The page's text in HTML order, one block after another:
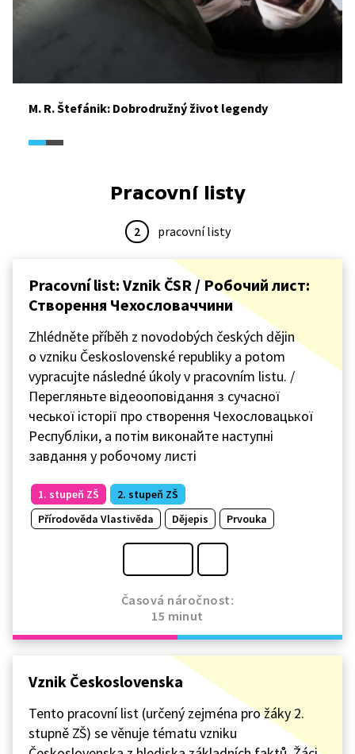
M. R. Štefánik: Dobrodružný život legendy
Pracovní listy
2 pracovní listy
Pracovní list: Vznik ČSR / Робочий лист:
Створення Чехословаччини
Zhlédněte příběh z novodobých českých dějin
o vzniku Československé republiky a potom
vypracujte následné úkoly v pracovním listu. /
Перегляньте відеооповідання з сучасної
чеської історії про створення Чехословацької
Республіки, а потім виконайте наступні
завдання у робочому листі
1. stupeň ZŠ
2. stupeň ZŠ
Přírodověda Vlastivěda
Dějepis Prvouka
Časová náročnost:
15 minut
Vznik Československa
Tento pracovní list (určený zejména pro žáky 2.
stupně ZŠ) se věnuje tématu vzniku